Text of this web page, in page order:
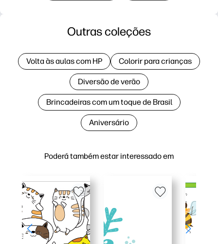
Poderá também estar interessado em
Outras coleções
Volta às aulas com HP Colorir para crianças
Diversão de verão
Brincadeiras com um toque de Brasil
Aniversário